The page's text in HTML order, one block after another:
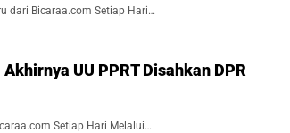
dari Bicaraa.com Setiap Hari…
UU PPRT Disahkan DPR
Setiap Hari Melalui…